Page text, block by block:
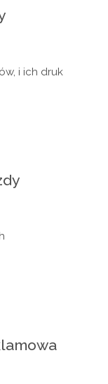
i ich druk